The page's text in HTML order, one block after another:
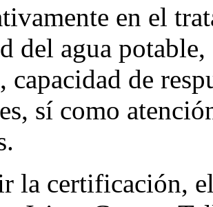
en el
del agua
capacidad de
sí como
la certificación,